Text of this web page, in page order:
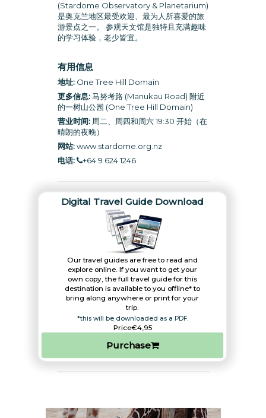
(Stardome Observatory & Planetarium)
是奥克兰地区最受欢迎、最为人所喜爱的旅
游景点之一。 参观天文馆是独特且充满趣味
的学习体验，老少皆宜。
有用信息
地址:One Tree Hill Domain
更多信息:马努考路 (Manukau Road) 附近
的一树山公园 (One Tree Hill Domain)
营业时间:周二、周四和周六 19:30 开始（在
晴朗的夜晚）
网站: www.stardome.org.nz
电话:
+64 9 624 1246
Digital Travel Guide Download
Our travel guides are free to read and
explore online. If you want to get your
own copy, the full travel guide for this
destination is available to you offline* to
bring along anywhere or print for your
trip.​
*this will be downloaded as a PDF.
Price€4,95
Purchase